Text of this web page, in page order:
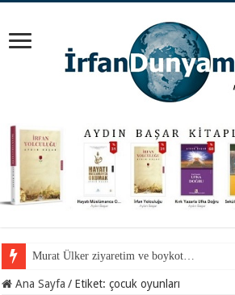
Murat Ülker ziyaretim ve boykot…
Ana Sayfa / Etiket:çocuk oyunları